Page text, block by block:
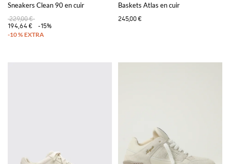
Sneakers Clean 90 en cuir
229,00 €
194,64 €
-15%
Baskets Atlas en cuir
245,00 €